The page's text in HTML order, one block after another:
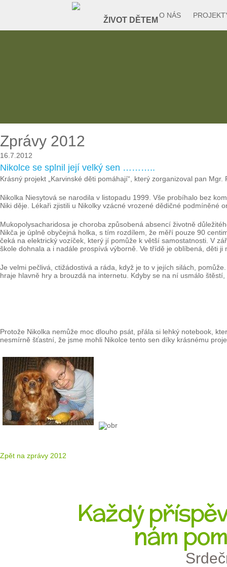
O NÁS
Zprávy 2012
16.7.2012
Nikolce se splnil její velký sen ………..
Krásný projekt „Karvinské děti pomáhají“, který zorganizoval pan
Nikolka Niesytová se narodila v listopadu 1999. Vše probíhalo bez
Niki děje. Lékaři zjistili u Nikolky vzácné vrozené dědičné podmíněné
Mukopolysacharidosa je choroba způsobená absencí životně
Nikča je úplně obyčejná holka, s tím rozdílem, že měří pouze 90
čeká na elektrický vozíček, který jí pomůže k větší samostatnosti. V
škole dohnala a i nadále prospívá výborně. Ve třídě je oblíbená, děti ji
Je velmi pečlivá, ctižádostivá a ráda, když je to v jejích silách,
hraje hlavně hry a brouzdá na internetu. Kdyby se na ní usmálo
Protože Nikolka nemůže moc dlouho psát, přála si lehký notebook,
nesmírně šťastní, že jsme mohli Nikolce tento sen díky krásnému
Zpět na zprávy 2012
Každý
nám